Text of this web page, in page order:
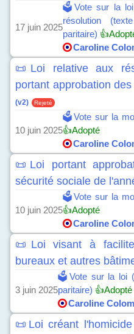
17 juin 2025
🗳️Vote sur la loi
résolution
paritaire)
Caroline
📜Loi relative aux
portant approbation
(v2) Rejeté
10 juin 2025
🗳️Vote sur la
👍Adopté
Caroline
📜Loi portant
sécurité sociale de
10 juin 2025
🗳️Vote sur la
👍Adopté
Caroline
📜Loi visant à
bureaux et autres
3 juin 2025
🗳️Vote sur la loi
paritaire) 👍Adopté
Caroline
📜Loi créant